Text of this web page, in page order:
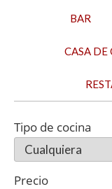
BAR
CASA DE
Tipo de cocina
Precio